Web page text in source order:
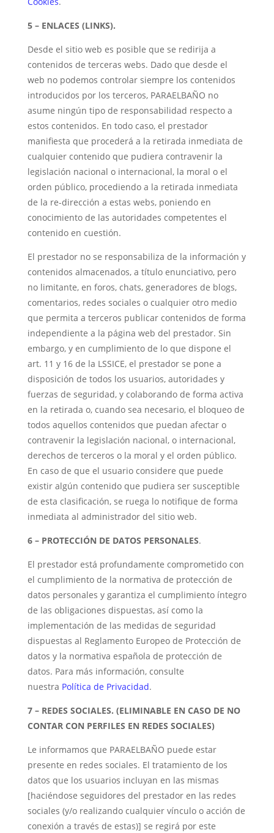
5 – ENLACES (LINKS).
Desde el sitio web es posible que se redirija a
contenidos de terceras webs. Dado que desde el
web no podemos controlar siempre los contenidos
introducidos por los terceros, PARAELBAÑO no
asume ningún tipo de responsabilidad respecto a
estos contenidos. En todo caso, el prestador
manifiesta que procederá a la retirada inmediata de
cualquier contenido que pudiera contravenir la
legislación nacional o internacional, la moral o el
orden público, procediendo a la retirada inmediata
de la re-dirección a estas webs, poniendo en
conocimiento de las autoridades competentes el
contenido en cuestión.
El prestador no se responsabiliza de la información y
contenidos almacenados, a título enunciativo, pero
no limitante, en foros, chats, generadores de blogs,
comentarios, redes sociales o cualquier otro medio
que permita a terceros publicar contenidos de forma
independiente a la página web del prestador. Sin
embargo, y en cumplimiento de lo que dispone el
art. 11 y 16 de la LSSICE, el prestador se pone a
disposición de todos los usuarios, autoridades y
fuerzas de seguridad, y colaborando de forma activa
en la retirada o, cuando sea necesario, el bloqueo de
todos aquellos contenidos que puedan afectar o
contravenir la legislación nacional, o internacional,
derechos de terceros o la moral y el orden público.
En caso de que el usuario considere que puede
existir algún contenido que pudiera ser susceptible
de esta clasificación, se ruega lo notifique de forma
inmediata al administrador del sitio web.
6 – PROTECCIÓN DE DATOS PERSONALES.
El prestador está profundamente comprometido con
el cumplimiento de la normativa de protección de
datos personales y garantiza el cumplimiento íntegro
de las obligaciones dispuestas, así como la
implementación de las medidas de seguridad
dispuestas al Reglamento Europeo de Protección de
datos y la normativa española de protección de
datos. Para más información, consulte
nuestra Política de Privacidad.
7 – REDES SOCIALES. (ELIMINABLE EN CASO DE NO
CONTAR CON PERFILES EN REDES SOCIALES)
Le informamos que PARAELBAÑO puede estar
presente en redes sociales. El tratamiento de los
datos que los usuarios incluyan en las mismas
[haciéndose seguidores del prestador en las redes
sociales (y/o realizando cualquier vínculo o acción de
conexión a través de estas)] se regirá por este